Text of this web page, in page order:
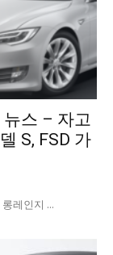
스 – 자고
S, FSD 가
레인지 ...